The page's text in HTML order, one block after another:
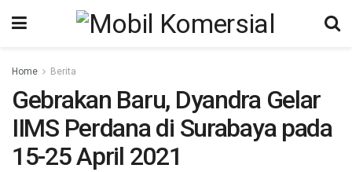
Home Berita
Gebrakan Baru, Dyandra Gelar
IIMS Perdana di Surabaya pada
15-25 April 2021